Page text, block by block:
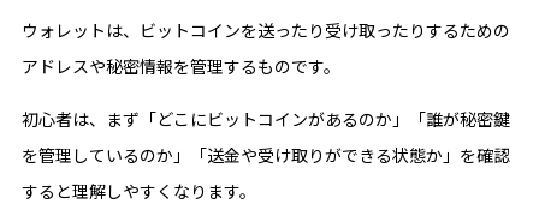
ウォレットは、ビットコインを送ったり受け取ったりするための
アドレスや秘密情報を管理するものです。
初心者は、まず「どこにビットコインがあるのか」「誰が秘密鍵
を管理しているのか」「送金や受け取りができる状態か」を確認
すると理解しやすくなります。